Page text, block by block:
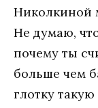
Николкиной
Не думаю,
почему ты
больше чем
глотку